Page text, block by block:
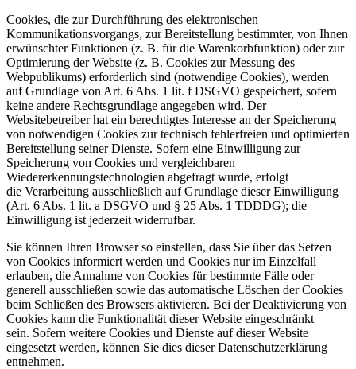
Cookies, die zur Durchführung des elektronischen
Kommunikationsvorgangs, zur Bereitstellung bestimmter, von Ihnen
erwünschter Funktionen (z. B. für die Warenkorbfunktion) oder zur
Optimierung der Website (z. B. Cookies zur Messung des
Webpublikums) erforderlich sind (notwendige Cookies), werden
auf Grundlage von Art. 6 Abs. 1 lit. f DSGVO gespeichert, sofern
keine andere Rechtsgrundlage angegeben wird. Der
Websitebetreiber hat ein berechtigtes Interesse an der Speicherung
von notwendigen Cookies zur technisch fehlerfreien und optimierten
Bereitstellung seiner Dienste. Sofern eine Einwilligung zur
Speicherung von Cookies und vergleichbaren
Wiedererkennungstechnologien abgefragt wurde, erfolgt
die Verarbeitung ausschließlich auf Grundlage dieser Einwilligung
(Art. 6 Abs. 1 lit. a DSGVO und § 25 Abs. 1 TDDDG); die
Einwilligung ist jederzeit widerrufbar.
Sie können Ihren Browser so einstellen, dass Sie über das Setzen
von Cookies informiert werden und Cookies nur im Einzelfall
erlauben, die Annahme von Cookies für bestimmte Fälle oder
generell ausschließen sowie das automatische Löschen der Cookies
beim Schließen des Browsers aktivieren. Bei der Deaktivierung von
Cookies kann die Funktionalität dieser Website eingeschränkt
sein. Sofern weitere Cookies und Dienste auf dieser Website
eingesetzt werden, können Sie dies dieser Datenschutzerklärung
entnehmen.